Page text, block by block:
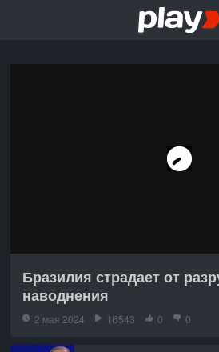
Бразилия страдает от
наводнения
2 мая 2024 16543 0 0